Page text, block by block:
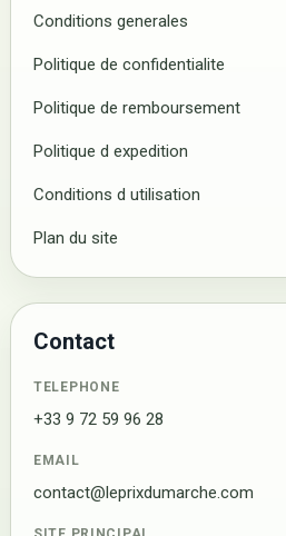
Conditions generales
Politique de confidentialite
Politique de remboursement
Politique d expedition
Conditions d utilisation
Plan du site
Contact
TELEPHONE
+33 9 72 59 96 28
EMAIL
contact@leprixdumarche.com